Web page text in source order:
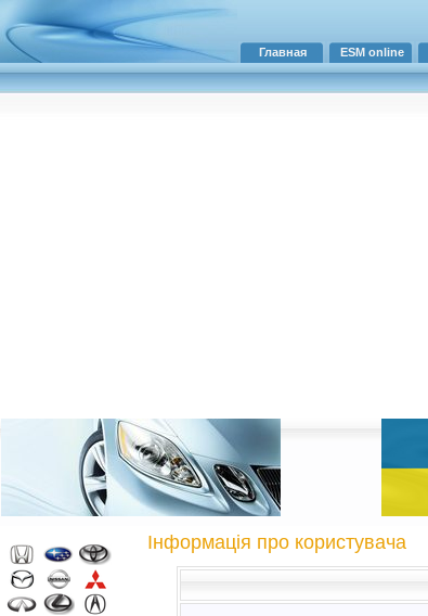
Главная ESM online
Інформація про користувача